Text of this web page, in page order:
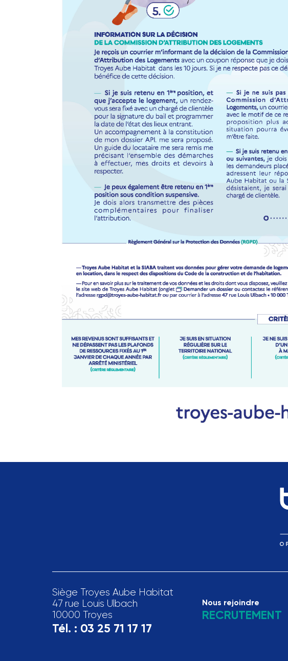
Siège Troyes Aube Habitat
47 rue Louis Ulbach
10000 Troyes
Tél. : 03 25 71 17 17
Nous rejoindre
RECRUTEMENT